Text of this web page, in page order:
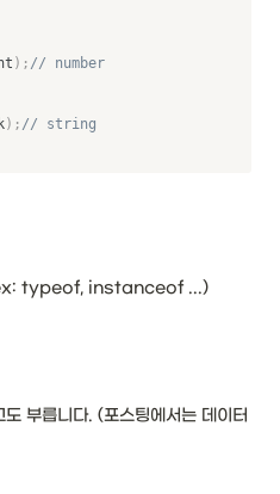
) ; // number
) ; // string
(ex: typeof, instanceof ...)
부릅니다. (포스팅에서는 데이터